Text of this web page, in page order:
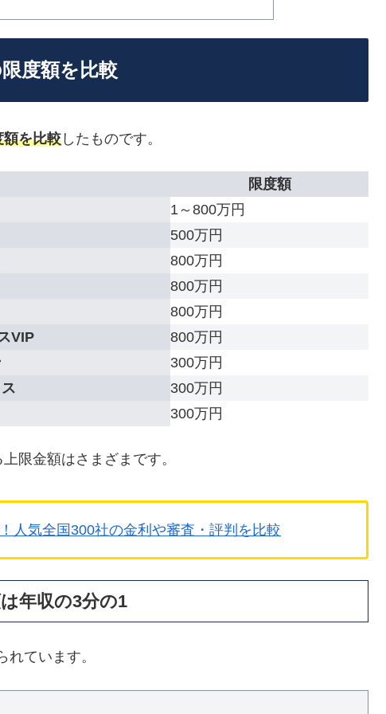
度額を比較
額を比較 したものです。
限度額
1～800万円
500万円
800万円
800万円
800万円
VIP
800万円
300万円
300万円
300万円
限金額はさまざまです。
人気全国300社の金利や審査・評判を比較
年収の3分の1
ています。